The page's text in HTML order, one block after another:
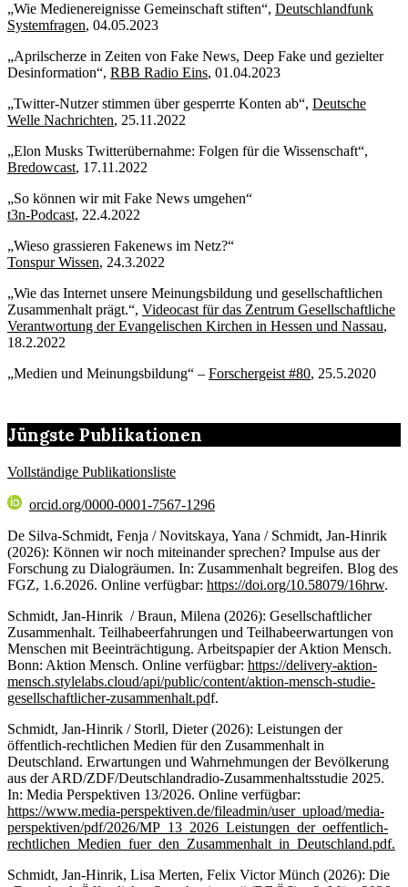
„Wie Medienereignisse Gemeinschaft stiften“, Deutschlandfunk
Systemfragen, 04.05.2023
„Aprilscherze in Zeiten von Fake News, Deep Fake und gezielter
Desinformation“, RBB Radio Eins, 01.04.2023
„Twitter-Nutzer stimmen über gesperrte Konten ab“, Deutsche
Welle Nachrichten, 25.11.2022
„Elon Musks Twitterübernahme: Folgen für die Wissenschaft“,
Bredowcast, 17.11.2022
„So können wir mit Fake News umgehen“
t3n-Podcast, 22.4.2022
„Wieso grassieren Fakenews im Netz?“
Tonspur Wissen, 24.3.2022
„Wie das Internet unsere Meinungsbildung und gesellschaftlichen
Zusammenhalt prägt.“, Videocast für das Zentrum Gesellschaftliche
Verantwortung der Evangelischen Kirchen in Hessen und Nassau,
18.2.2022
„Medien und Meinungsbildung“ – Forschergeist #80, 25.5.2020
Jüngste Publikationen
Vollständige Publikationsliste
orcid.org/0000-0001-7567-1296
De Silva-Schmidt, Fenja / Novitskaya, Yana / Schmidt, Jan-Hinrik
(2026): Können wir noch miteinander sprechen? Impulse aus der
Forschung zu Dialogräumen. In: Zusammenhalt begreifen. Blog des
FGZ, 1.6.2026. Online verfügbar: https://doi.org/10.58079/16hrw.
Schmidt, Jan-Hinrik / Braun, Milena (2026): Gesellschaftlicher
Zusammenhalt. Teilhabeerfahrungen und Teilhabeerwartungen von
Menschen mit Beeinträchtigung. Arbeitspapier der Aktion Mensch.
Bonn: Aktion Mensch. Online verfügbar: https://delivery-aktion-
mensch.stylelabs.cloud/api/public/content/aktion-mensch-studie-
gesellschaftlicher-zusammenhalt.pdf.
Schmidt, Jan-Hinrik / Storll, Dieter (2026): Leistungen der
öffentlich-rechtlichen Medien für den Zusammenhalt in
Deutschland. Erwartungen und Wahrnehmungen der Bevölkerung
aus der ARD/ZDF/Deutschlandradio-Zusammenhaltsstudie 2025.
In: Media Perspektiven 13/2026. Online verfügbar:
https://www.media-perspektiven.de/fileadmin/user_upload/media-
perspektiven/pdf/2026/MP_13_2026_Leistungen_der_oeffentlich-
rechtlichen_Medien_fuer_den_Zusammenhalt_in_Deutschland.pdf.
Schmidt, Jan-Hinrik, Lisa Merten, Felix Victor Münch (2026): Die